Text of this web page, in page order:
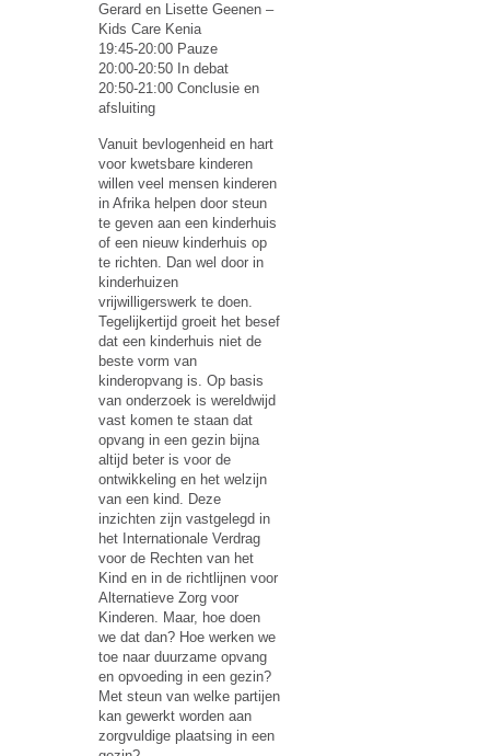
Gerard en Lisette Geenen –
Kids Care Kenia
19:45-20:00 Pauze
20:00-20:50 In debat
20:50-21:00 Conclusie en
afsluiting
Vanuit bevlogenheid en hart
voor kwetsbare kinderen
willen veel mensen kinderen
in Afrika helpen door steun
te geven aan een kinderhuis
of een nieuw kinderhuis op
te richten. Dan wel door in
kinderhuizen
vrijwilligerswerk te doen.
Tegelijkertijd groeit het besef
dat een kinderhuis niet de
beste vorm van
kinderopvang is. Op basis
van onderzoek is wereldwijd
vast komen te staan dat
opvang in een gezin bijna
altijd beter is voor de
ontwikkeling en het welzijn
van een kind. Deze
inzichten zijn vastgelegd in
het Internationale Verdrag
voor de Rechten van het
Kind en in de richtlijnen voor
Alternatieve Zorg voor
Kinderen. Maar, hoe doen
we dat dan? Hoe werken we
toe naar duurzame opvang
en opvoeding in een gezin?
Met steun van welke partijen
kan gewerkt worden aan
zorgvuldige plaatsing in een